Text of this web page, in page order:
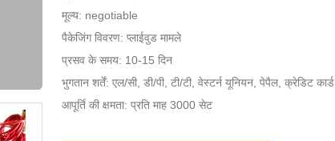
मूल्य: negotiable
पैकेजिंग विवरण: प्लाईवुड मामले
प्रसव के समय: 10-15 दिन
भुगतान शर्तें: एल/सी, डी/पी, टी/टी, वेस्टर्न यूनियन, पेपैल, क्रेडिट कार्ड
आपूर्ति की क्षमता: प्रति माह 3000 सेट